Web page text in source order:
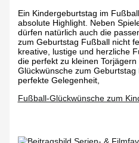
Ein Kindergeburtstag im
absolute Highlight. Neben
dürfen natürlich auch die
zum Geburtstag Fußball nicht
kreative, lustige und herzliche
die perfekt zu kleinen
Glückwünsche zum
perfekte Gelegenheit,
Fußball-Glückwünsche zum